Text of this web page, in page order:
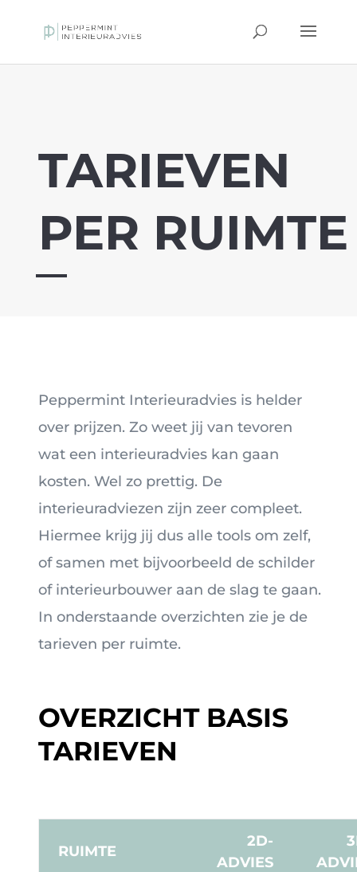
TARIEVEN
PER RUIMTE
Peppermint Interieuradvies is helder
over prijzen. Zo weet jij van tevoren
wat een interieuradvies kan gaan
kosten. Wel zo prettig. De
interieuradviezen zijn zeer compleet.
Hiermee krijg jij dus alle tools om zelf,
of samen met bijvoorbeeld de schilder
of interieurbouwer aan de slag te gaan.
In onderstaande overzichten zie je de
tarieven per ruimte.
OVERZICHT BASIS
TARIEVEN
RUIMTE
2D-
ADVIES